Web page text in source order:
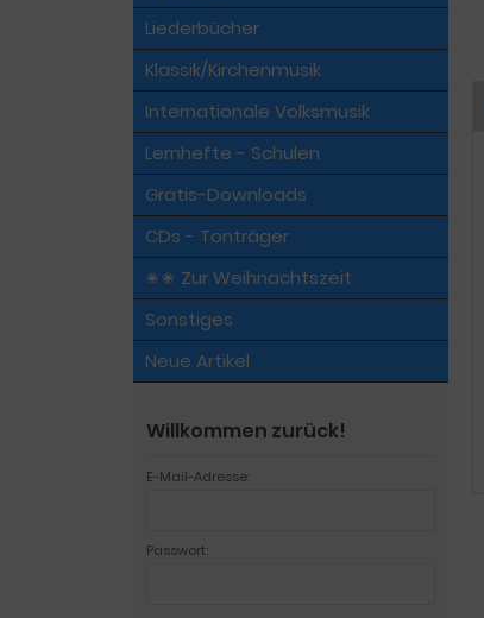
Liederbücher
Klassik/Kirchenmusik
Internationale Volksmusik
Lernhefte - Schulen
Gratis-Downloads
CDs - Tonträger
✬✬ Zur Weihnachtszeit
Sonstiges
Neue Artikel
Willkommen zurück!
E-Mail-Adresse:
Passwort: